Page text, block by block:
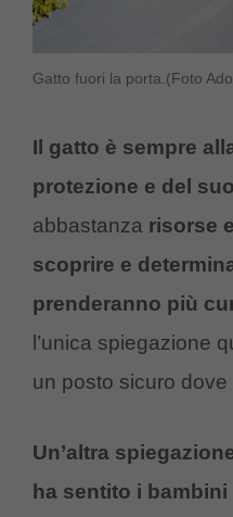
Gatto fuori la porta.(Foto
Il gatto è sempre
protezione e del
abbastanza risorse
scoprire e
prenderanno più
l’unica spiegazione
un posto sicuro dove
Un’altra
ha sentito i